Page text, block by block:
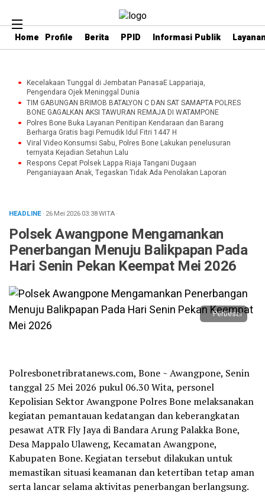
Home Profile Berita PPID Informasi Publik
Kecelakaan Tunggal di Jembatan PanasaE Lappariaja,
Pengendara Ojek Meninggal Dunia
TIM GABUNGAN BRIMOB BATALYON C DAN SAT SAMAPTA POLRES
BONE GAGALKAN AKSI TAWURAN REMAJA DI WATAMPONE
Polres Bone Buka Layanan Penitipan Kendaraan dan Barang
Berharga Gratis bagi Pemudik Idul Fitri 1447 H
Viral Video Konsumsi Sabu, Polres Bone Lakukan penelusuran
ternyata Kejadian Setahun Lalu
Respons Cepat Polsek Lappa Riaja Tangani Dugaan
Penganiayaan Anak, Tegaskan Tidak Ada Penolakan Laporan
HEADLINE· 26 Mei 202603:38WITA·
Polsek Awangpone Mengamankan
Penerbangan Menuju Balikpapan Pada
Hari Senin Pekan Keempat Mei 2026
Perbesar
Polresbonetribratanews.com, Bone ~ Awangpone, Senin
tanggal 25 Mei 2026 pukul 06.30 Wita, personel
Kepolisian Sektor Awangpone Polres Bone melaksanakan
kegiatan pemantauan kedatangan dan keberangkatan
pesawat ATR Fly Jaya di Bandara Arung Palakka Bone,
Desa Mappalo Ulaweng, Kecamatan Awangpone,
Kabupaten Bone. Kegiatan tersebut dilakukan untuk
memastikan situasi keamanan dan ketertiban tetap aman
serta lancar selama aktivitas penerbangan berlangsung.